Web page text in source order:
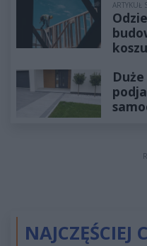
ARTYKUŁ
NAJCZĘŚCIEJ